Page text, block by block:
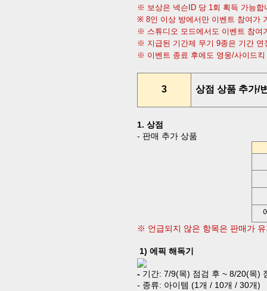
※ 보상은 넥슨 ID 당 1회 획득 가능합
※ 8인 이상 방에서만 이벤트 참여가
※ 스튜디오 모드에서도 이벤트 참여
※ 지급된 기간제 무기 9종은 기간 연
※ 이벤트 종료 후에도 영웅/사이드
3 상점 상품 추가/
1. 상점
- 판매 추가 상품
※ 언급되지 않은 항목은 판매가
1) 에픽 해독기
- 기간: 7/9(목) 점검 후 ~ 8/20(목)
- 종류: 아이템 (1개 / 10개 / 30개)